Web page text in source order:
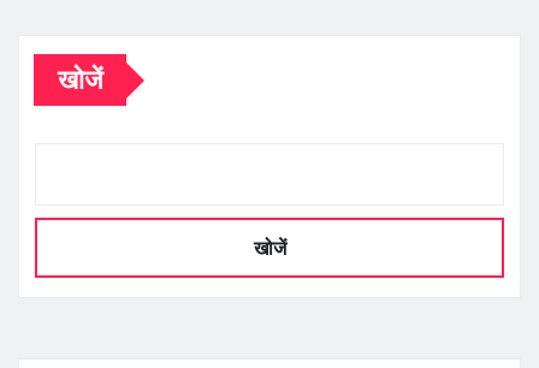
खोजें
खोजें